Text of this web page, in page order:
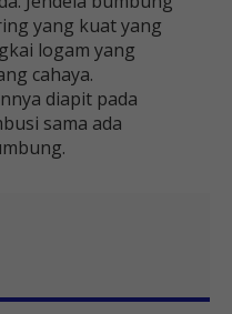
yang kuat yang
logam yang
cahaya.
diapit pada
sama ada